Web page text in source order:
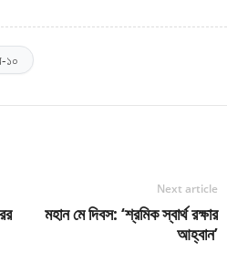
১০
Next article
মহান মে দিবস: ‘শ্রমিক স্বার্থ রক্ষার
আহ্বান’